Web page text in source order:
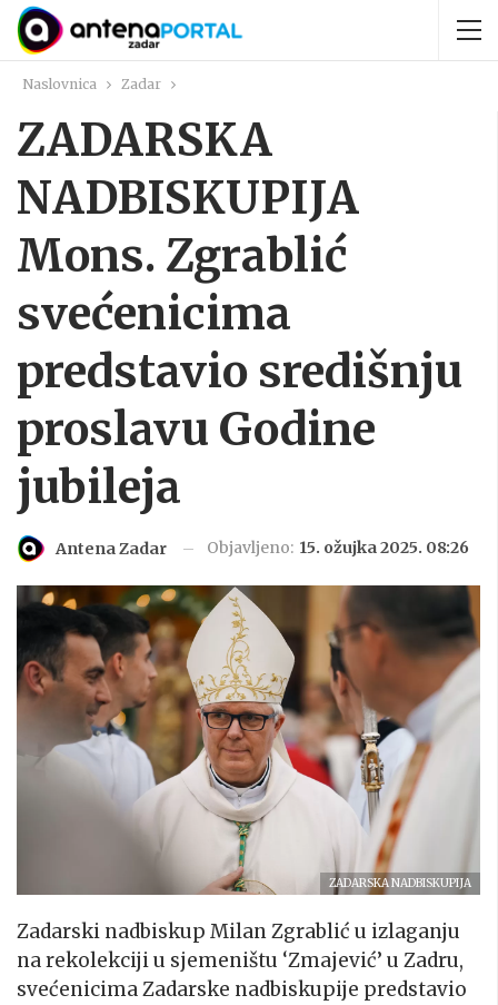
Naslovnica Zadar
ZADARSKA
NADBISKUPIJA
Mons. Zgrablić
svećenicima
predstavio središnju
proslavu Godine
jubileja
Antena Zadar Objavljeno: 15. ožujka 2025. 08:26
ZADARSKA NADBISKUPIJA
Zadarski nadbiskup Milan Zgrablić u izlaganju
na rekolekciji u sjemeništu ‘Zmajević’ u Zadru,
svećenicima Zadarske nadbiskupije predstavio